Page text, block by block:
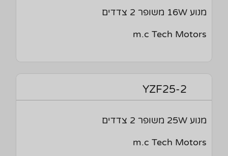
מנוע 16W משופר 2 צדדים
m.c Tech Motors
YZF25-2
מנוע 25W משופר 2 צדדים
m.c Tech Motors